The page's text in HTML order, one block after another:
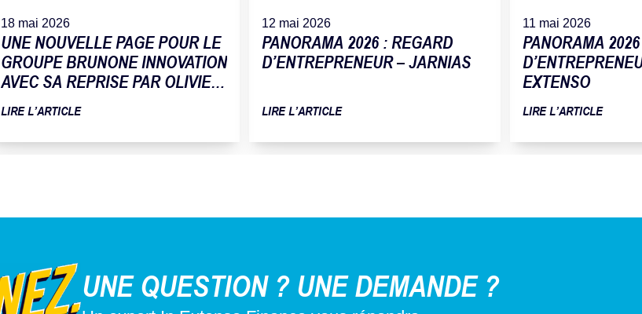
18 mai 2026
UNE NOUVELLE PAGE POUR LE
GROUPE BRUNONE INNOVATION
AVEC SA REPRISE PAR OLIVIER
LIRE L’ARTICLE
12 mai 2026
PANORAMA 2026 : REGARD
D’ENTREPRENEUR – JARNIAS
LIRE L’ARTICLE
11 mai 2026
PANORAMA
EXTENSO
LIRE L’ARTICLE
UNE QUESTION ? UNE DEMANDE ?